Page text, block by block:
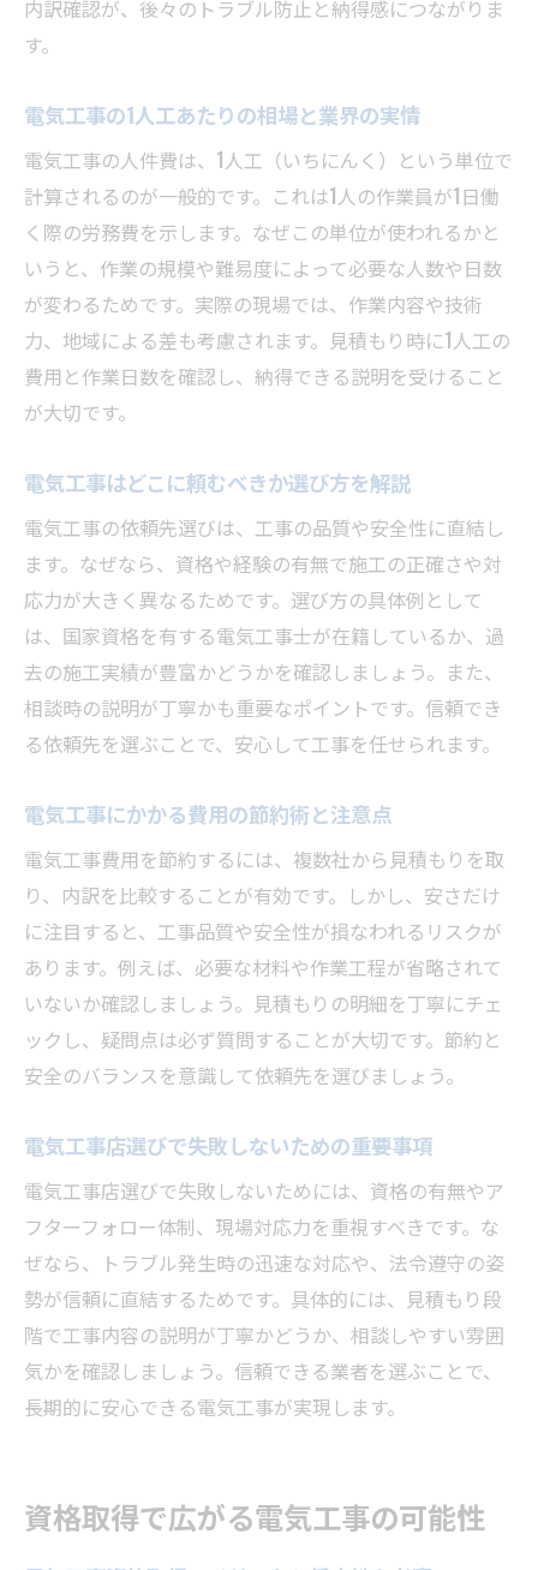
電気工事士免許と業界評価の関係を解説
電気工事でフリーランス活動を成功させる
方法
電気工事士が活躍できる新しい働き方の提
案
電気工事の実務経験を活かす独立開業術
電気工事士のキャリアアップ戦略を考える
初めての電気工事依頼で失敗しない方法
電気工事を安心して任せるための注意点
電気工事の見積もり比較で失敗を防ぐコツ
電気工事店の口コミや評判を活用する方法
電気工事とは何かを簡単に理解して依頼へ
電気工事のトラブル事例と回避策を紹介
工事費用を抑えるためのポイントを解説
電気工事の費用を抑える見積もりの工夫
電気工事の適切な費用交渉術を身につける
電気工事の費用対効果を高める選択基準
電気工事の無駄を省くための実践ポイント
電気工事依頼時に確認すべき節約要素
最新工具や材料で効率的な電気工事を実現
電気工事で役立つ最新工具の活用事例
電気工事の効率化に寄与する材料の選び方
電気工事の作業効率を高める工夫と実践
電気工事工具選びで失敗しないポイント
電気工事の最新トレンドと現場適用例
電気工事の現場経験から学ぶ成功の秘訣
電気工事の現場体験がキャリアに活きる理
由
電気工事の成功事例に学ぶ実践的ノウハウ
電気工事士同士の交流がもたらす成長効果
内訳確認が、後々のトラブル防止と納得感につながりま
す。
電気工事の1人工あたりの相場と業界の実情
電気工事の人件費は、1人工（いちにんく）という単位で
計算されるのが一般的です。これは1人の作業員が1日働
く際の労務費を示します。なぜこの単位が使われるかと
いうと、作業の規模や難易度によって必要な人数や日数
が変わるためです。実際の現場では、作業内容や技術
力、地域による差も考慮されます。見積もり時に1人工の
費用と作業日数を確認し、納得できる説明を受けること
が大切です。
電気工事はどこに頼むべきか選び方を解説
電気工事の依頼先選びは、工事の品質や安全性に直結し
ます。なぜなら、資格や経験の有無で施工の正確さや対
応力が大きく異なるためです。選び方の具体例として
は、国家資格を有する電気工事士が在籍しているか、過
去の施工実績が豊富かどうかを確認しましょう。また、
相談時の説明が丁寧かも重要なポイントです。信頼でき
る依頼先を選ぶことで、安心して工事を任せられます。
電気工事にかかる費用の節約術と注意点
電気工事費用を節約するには、複数社から見積もりを取
り、内訳を比較することが有効です。しかし、安さだけ
に注目すると、工事品質や安全性が損なわれるリスクが
あります。例えば、必要な材料や作業工程が省略されて
いないか確認しましょう。見積もりの明細を丁寧にチェ
ックし、疑問点は必ず質問することが大切です。節約と
安全のバランスを意識して依頼先を選びましょう。
電気工事店選びで失敗しないための重要事項
電気工事店選びで失敗しないためには、資格の有無やア
フターフォロー体制、現場対応力を重視すべきです。な
ぜなら、トラブル発生時の迅速な対応や、法令遵守の姿
勢が信頼に直結するためです。具体的には、見積もり段
階で工事内容の説明が丁寧かどうか、相談しやすい雰囲
気かを確認しましょう。信頼できる業者を選ぶことで、
長期的に安心できる電気工事が実現します。
資格取得で広がる電気工事の可能性